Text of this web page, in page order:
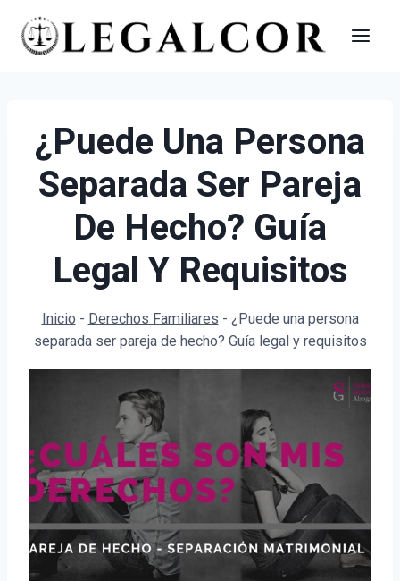
Saltar
¿Puede Una Persona
Separada Ser Pareja
De Hecho? Guía
Legal Y Requisitos
Inicio - Derechos Familiares - ¿Puede una persona
separada ser pareja de hecho? Guía legal y requisitos